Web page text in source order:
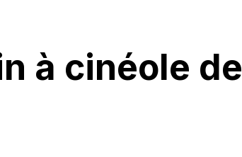
à cinéole de